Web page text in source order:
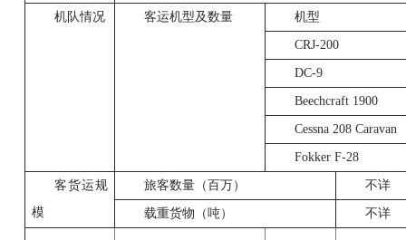
机队情况 客运机型及数量 机型
CRJ-200
DC-9
Beechcraft 1900
Cessna 208 Caravan
Fokker F-28
客货运规
模
旅客数量（百万） 不详
载重货物（吨） 不详